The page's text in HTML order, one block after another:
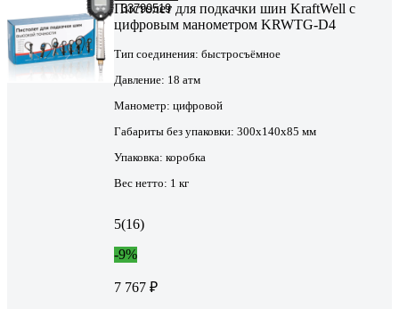
33799519
Пистолет для подкачки шин KraftWell с
цифровым манометром KRWTG-D4
Тип соединения: быстросъёмное
Давление: 18 атм
Манометр: цифровой
Габариты без упаковки: 300x140x85 мм
Упаковка: коробка
Вес нетто: 1 кг
5(16)
-9%
7 767 ₽